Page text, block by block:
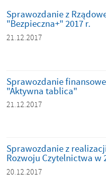
Sprawozdanie z
"Bezpieczna+" 2017 r.
21.12.2017
Sprawozdanie
"Aktywna tablica"
21.12.2017
Sprawozdanie z
Rozwoju Czytelnictwa w
20.12.2017